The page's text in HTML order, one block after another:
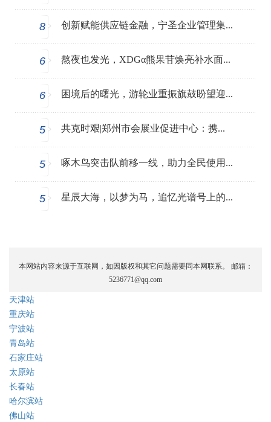
8 创新赋能供应链金融，宁圣企业管理集...
6 熬夜也发光，XDGα熊果苷焕亮补水面...
6 困境后的曙光，游轮业重振旗鼓盼望迎...
5 共克时艰|郑州市会展业促进中心：携...
5 啄木鸟突击队前移一线，助力全民使用...
5 星辰大海，以梦为马，追忆光谱号上的...
本网站内容来源于互联网，如因版权和其它问题需要同本网联系。 邮箱：
5236771@qq.com
天津站
重庆站
宁波站
青岛站
石家庄站
太原站
长春站
哈尔滨站
佛山站